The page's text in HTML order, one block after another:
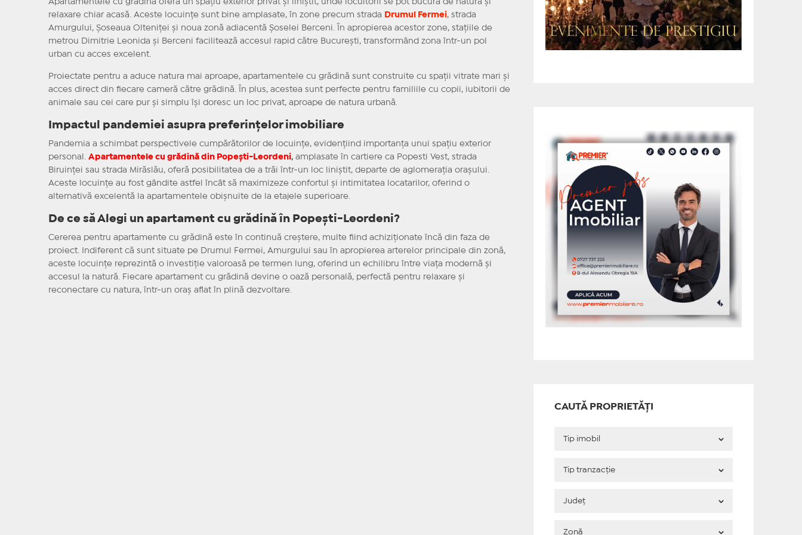
Apartamentele cu grădină oferă un spațiu exterior privat și liniștit, unde locuitorii se pot bucura de natură și
relaxare chiar acasă. Aceste locuințe sunt bine amplasate, în zone precum strada
Drumul Fermei, strada
Amurgului, Șoseaua Olteniței și noua zonă adiacentă Șoselei Berceni. În apropierea acestor zone, stațiile de
metrou Dimitrie Leonida și Berceni facilitează accesul rapid către București, transformând zona într-un pol
urban cu acces excelent.
Proiectate pentru a aduce natura mai aproape, apartamentele cu grădină sunt construite cu spații vitrate mari și
acces direct din fiecare cameră către grădină. În plus, acestea sunt perfecte pentru familiile cu copii, iubitorii de
animale sau cei care pur și simplu își doresc un loc privat, aproape de natura urbană.
Impactul pandemiei asupra preferințelor imobiliare
Pandemia a schimbat perspectivele cumpărătorilor de locuințe, evidențiind importanța unui spațiu exterior
personal. Apartamentele cu grădină din Popești-Leordeni,amplasate în cartiere ca Popesti Vest, strada
Biruinței sau strada Mirăslău, oferă posibilitatea de a trăi într-un loc liniștit, departe de aglomerația orașului.
Aceste locuințe au fost gândite astfel încât să maximizeze confortul și intimitatea locatarilor, oferind o
alternativă excelentă la apartamentele obișnuite de la etajele superioare.
De ce să Alegi un apartament cu grădină în Popești-Leordeni?
Cererea pentru apartamente cu grădină este în continuă creștere, multe fiind achiziționate încă din faza de
proiect. Indiferent că sunt situate pe Drumul Fermei, Amurgului sau în apropierea arterelor principale din zonă,
aceste locuințe reprezintă o investiție valoroasă pe termen lung, oferind un echilibru între viața modernă și
accesul la natură. Fiecare apartament cu grădină devine o oază personală, perfectă pentru relaxare și
reconectare cu natura, într-un oraș aflat în plină dezvoltare.
CAUTĂ PROPRIETĂȚI